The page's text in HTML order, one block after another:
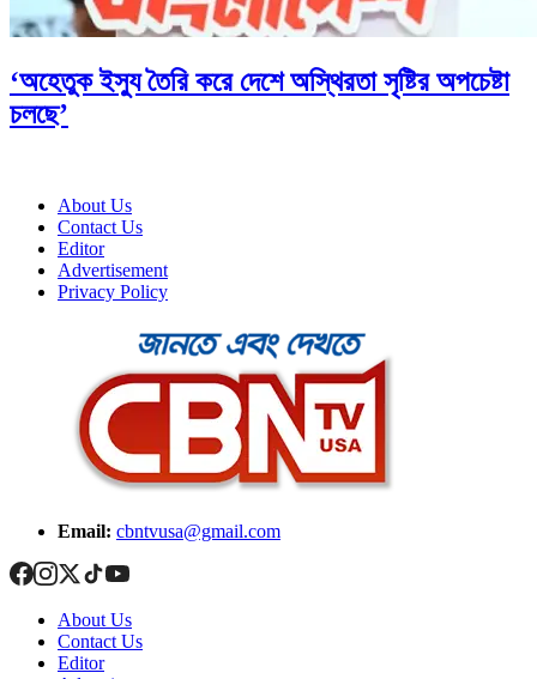
‘অহেতুক ইস্যু তৈরি করে দেশে অস্থিরতা সৃষ্টির অপচেষ্টা
চলছে’
About Us
Contact Us
Editor
Advertisement
Privacy Policy
Email: cbntvusa@gmail.com
About Us
Contact Us
Editor